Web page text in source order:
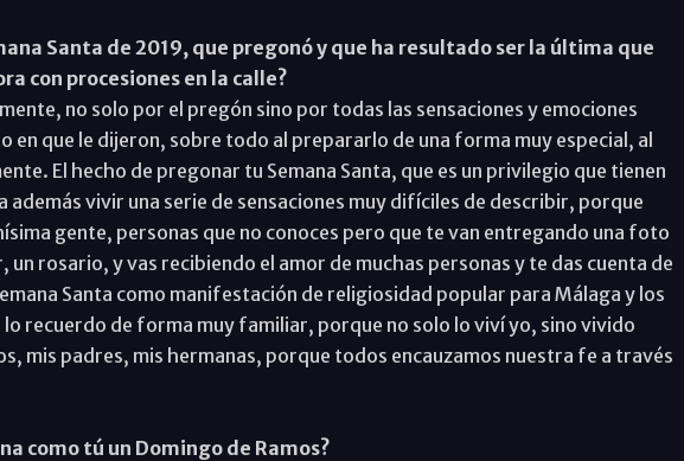
Santa de 2019, que pregonó y que ha resultado ser la última que
con procesiones en la calle?
no solo por el pregón sino por todas las sensaciones y emociones
en que le dijeron, sobre todo al prepararlo de una forma muy especial, al
El hecho de pregonar tu Semana Santa, que es un privilegio que tienen
además vivir una serie de sensaciones muy difíciles de describir, porque
gente, personas que no conoces pero que te van entregando una foto
un rosario, y vas recibiendo el amor de muchas personas y te das cuenta de
Santa como manifestación de religiosidad popular para Málaga y los
recuerdo de forma muy familiar, porque no solo lo viví yo, sino vivido
mis padres, mis hermanas, porque todos encauzamos nuestra fe a través
como tú un Domingo de Ramos?